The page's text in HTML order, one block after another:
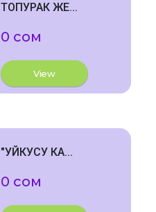
ТОПУРАК ЖЕ...
0 сом
View
"УЙКУСУ КА...
0 сом